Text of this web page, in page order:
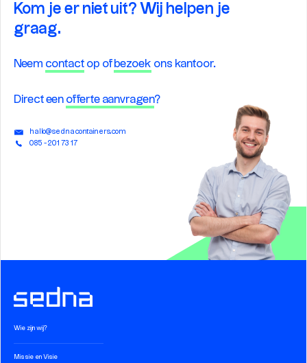
Kom je er niet uit? Wij helpen je
graag.
Neem contact op of bezoek ons kantoor.
Direct een offerte aanvragen?
hallo@sednacontainers.com
085 - 201 73 17
Wie zijn wij?
Missie en Visie